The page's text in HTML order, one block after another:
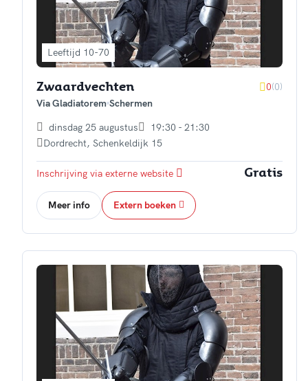
Leeftijd 10-70
Zwaardvechten 0(0)
Via Gladiatorem Schermen
dinsdag 25 augustus
19:30 - 21:30
Dordrecht, Schenkeldijk 15
Inschrijving via externe website Gratis
Meer info Extern boeken